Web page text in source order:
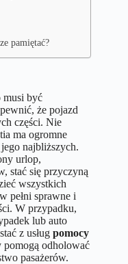
pamiętać?
musi być
że pojazd
części. Nie
ma ogromne
najbliższych.
urlop,
stać się przyczyną
wszystkich
pełni sprawne i
W przypadku,
lub auto
z usług pomocy
odholować
pasażerów.